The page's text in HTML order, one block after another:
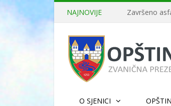
NAJNOVIJE Dani grada
O SJENICI